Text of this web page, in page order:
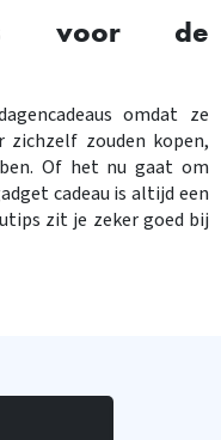
voor de
omdat ze
zouden kopen,
Of het nu gaat om
cadeau is altijd een
zit je zeker goed bij